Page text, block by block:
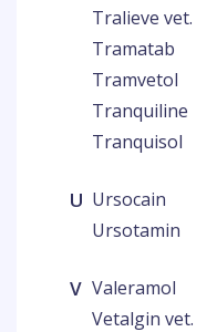
Tralieve vet.
Tramatab
Tramvetol
Tranquiline
Tranquisol
U Ursocain
Ursotamin
V Valeramol
Vetalgin vet.